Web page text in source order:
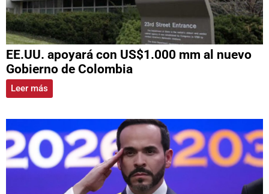
EE.UU. apoyará con US$1.000 mm al nuevo
Gobierno de Colombia
Leer más